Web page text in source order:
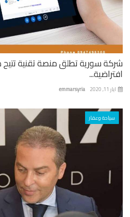
سورية تطلق منصة تقنية تتيح
emmarsyria
سياحة وعقار